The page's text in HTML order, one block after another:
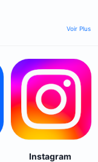
Voir Plus
Instagram